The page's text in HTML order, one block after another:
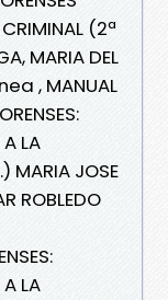
(2ª
MARIA DEL
, MANUAL
LA
MARIA JOSE
ROBLEDO
LA